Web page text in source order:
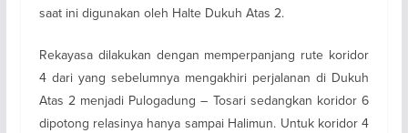
saat ini digunakan oleh Halte Dukuh Atas 2.
Rekayasa dilakukan dengan memperpanjang rute koridor
4 dari yang sebelumnya mengakhiri perjalanan di Dukuh
Atas 2 menjadi Pulogadung – Tosari sedangkan koridor 6
dipotong relasinya hanya sampai Halimun. Untuk koridor 4